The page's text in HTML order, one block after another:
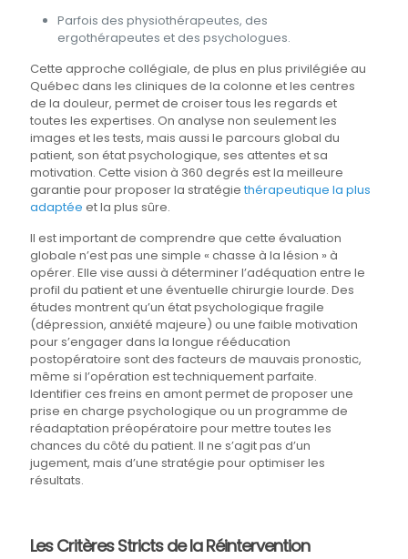
Parfois des physiothérapeutes, des
ergothérapeutes et des psychologues.
Cette approche collégiale, de plus en plus privilégiée au
Québec dans les cliniques de la colonne et les centres
de la douleur, permet de croiser tous les regards et
toutes les expertises. On analyse non seulement les
images et les tests, mais aussi le parcours global du
patient, son état psychologique, ses attentes et sa
motivation. Cette vision à 360 degrés est la meilleure
garantie pour proposer la stratégiethérapeutique la plus
adaptée et la plus sûre.
Il est important de comprendre que cette évaluation
globale n’est pas une simple « chasse à la lésion » à
opérer. Elle vise aussi à déterminer l’adéquation entre le
profil du patient et une éventuelle chirurgie lourde. Des
études montrent qu’un état psychologique fragile
(dépression, anxiété majeure) ou une faible motivation
pour s’engager dans la longue rééducation
postopératoire sont des facteurs de mauvais pronostic,
même si l’opération est techniquement parfaite.
Identifier ces freins en amont permet de proposer une
prise en charge psychologique ou un programme de
réadaptation préopératoire pour mettre toutes les
chances du côté du patient. Il ne s’agit pas d’un
jugement, mais d’une stratégie pour optimiser les
résultats.
Les Critères Stricts de la Réintervention